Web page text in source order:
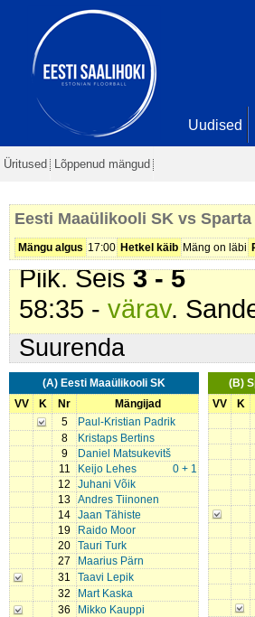
Uudised
Üritused Lõppenud mängud
Eesti Maaülikooli SK vs
Mängu algus 17:00 Hetkel käib Mäng on läbi
Jaanus Kase. Seis
44:36 -värav
Kõiv. Seis 2 - 4
51:07 - karistus
Automaailm). 2
Vainomäe. Seis3 -
52:36 -värav.
Piik. Seis3 - 5
58:35 - värav.
Suurenda
(A) Eesti Maaülikooli SK
VV
K Nr
Mängijad
5
Paul-Kristian Padrik
8
Kristaps Bertins
9
Daniel Matsukevitš
11
0 + 1
Keijo Lehes
12
Juhani Võik
13 Andres Tiinonen
14 Jaan Tähiste
19
Raido Moor
20 Tauri Turk
27
Maarius Pärn
31
Taavi Lepik
32
Mart Kaska
36
Mikko Kauppi
(B)
VV
K